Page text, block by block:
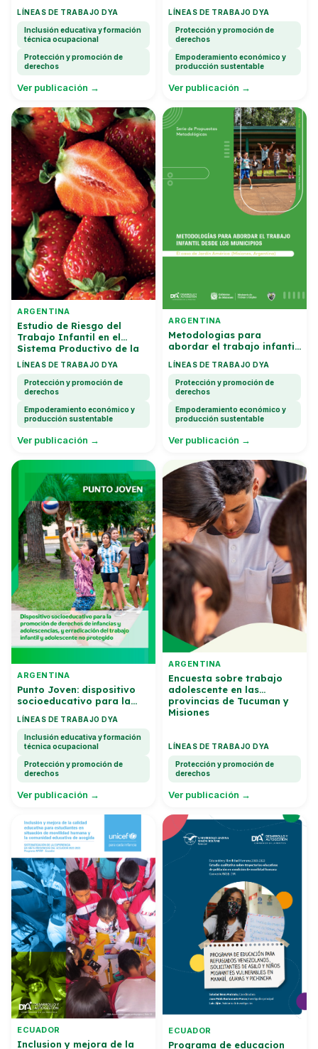
educacion de ninos y ninas
LÍNEAS DE TRABAJO DYA
Inclusión educativa y formación
técnica ocupacional
Protección y promoción de
derechos
Ver publicación →
LÍNEAS DE TRABAJO DYA
Protección y promoción de
derechos
Empoderamiento económico y
producción sustentable
Ver publicación →
ARGENTINA
Estudio de Riesgo del
Trabajo Infantil en el
Sistema Productivo de la
Frutilla
LÍNEAS DE TRABAJO DYA
Protección y promoción de
derechos
Empoderamiento económico y
producción sustentable
Ver publicación →
ARGENTINA
Metodologias para
abordar el trabajo infantil
caso Jardin America
LÍNEAS DE TRABAJO DYA
Protección y promoción de
derechos
Empoderamiento económico y
producción sustentable
Ver publicación →
ARGENTINA
Punto Joven: dispositivo
socioeducativo para la
erradicacion del trabajo
infantil
LÍNEAS DE TRABAJO DYA
Inclusión educativa y formación
técnica ocupacional
Protección y promoción de
derechos
Ver publicación →
ARGENTINA
Encuesta sobre trabajo
adolescente en las
provincias de Tucuman y
Misiones
LÍNEAS DE TRABAJO DYA
Protección y promoción de
derechos
Ver publicación →
ECUADOR
Inclusion y mejora de la
ECUADOR
Programa de educacion